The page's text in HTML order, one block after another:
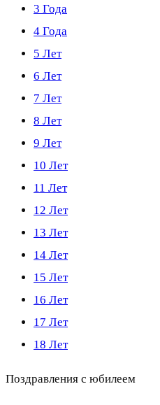
3 Года
4 Года
5 Лет
6 Лет
7 Лет
8 Лет
9 Лет
10 Лет
11 Лет
12 Лет
13 Лет
14 Лет
15 Лет
16 Лет
17 Лет
18 Лет
Поздравления с юбилеем